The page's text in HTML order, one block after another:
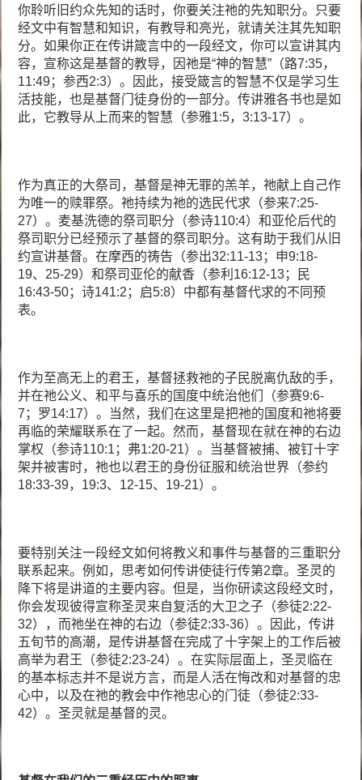
你聆听旧约众先知的话时，你要关注祂的先知职分。只要
经文中有智慧和知识，有教导和亮光，就请关注其先知职
分。如果你正在传讲箴言中的一段经文，你可以宣讲其内
容，宣称这是基督的教导，因祂是“神的智慧”（路7:35，
11:49；参西2:3）。因此，接受箴言的智慧不仅是学习生
活技能，也是基督门徒身份的一部分。传讲雅各书也是如
此，它教导从上而来的智慧（参雅1:5，3:13-17）。
作为真正的大祭司，基督是神无罪的羔羊，祂献上自己作
为唯一的赎罪祭。祂持续为祂的选民代求（参来7:25-
27）。麦基洗德的祭司职分（参诗110:4）和亚伦后代的
祭司职分已经预示了基督的祭司职分。这有助于我们从旧
约宣讲基督。在摩西的祷告（参出32:11-13；申9:18-
19、25-29）和祭司亚伦的献香（参利16:12-13；民
16:43-50；诗141:2；启5:8）中都有基督代求的不同预
表。
作为至高无上的君王，基督拯救祂的子民脱离仇敌的手，
并在祂公义、和平与喜乐的国度中统治他们（参赛9:6-
7；罗14:17）。当然，我们在这里是把祂的国度和祂将要
再临的荣耀联系在了一起。然而，基督现在就在神的右边
掌权（参诗110:1；弗1:20-21）。当基督被捕、被钉十字
架并被害时，祂也以君王的身份征服和统治世界（参约
18:33-39，19:3、12-15、19-21）。
要特别关注一段经文如何将教义和事件与基督的三重职分
联系起来。例如，思考如何传讲使徒行传第2章。圣灵的
降下将是讲道的主要内容。但是，当你研读这段经文时，
你会发现彼得宣称圣灵来自复活的大卫之子（参徒2:22-
32），而祂坐在神的右边（参徒2:33-36）。因此，传讲
五旬节的高潮，是传讲基督在完成了十字架上的工作后被
高举为君王（参徒2:23-24）。在实际层面上，圣灵临在
的基本标志并不是说方言，而是人活在悔改和对基督的忠
心中，以及在祂的教会中作祂忠心的门徒（参徒2:33-
42）。圣灵就是基督的灵。